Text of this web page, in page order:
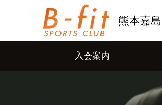
熊本嘉島
入会案内